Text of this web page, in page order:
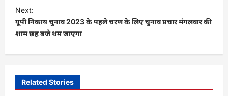
t
n
a
v
g
Next:
यूपी निकाय चुनाव 2023 के पहले चरण के लिए चुनाव प्रचार मंगलवार की
शाम छह बजे थम जाएगा
Related Stories